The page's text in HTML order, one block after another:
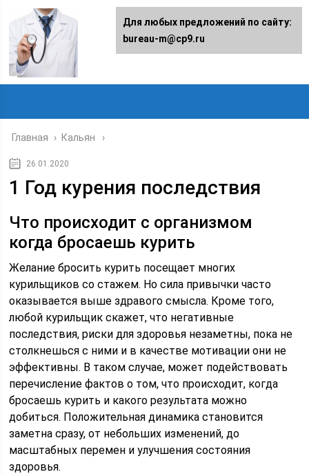
Главная › Кальян
26.01.2020
1 Год курения последствия
Что происходит с организмом
когда бросаешь курить
Желание бросить курить посещает многих
курильщиков со стажем. Но сила привычки часто
оказывается выше здравого смысла. Кроме того,
любой курильщик скажет, что негативные
последствия, риски для здоровья незаметны, пока не
столкнешься с ними и в качестве мотивации они не
эффективны. В таком случае, может подействовать
перечисление фактов о том, что происходит, когда
бросаешь курить и какого результата можно
добиться. Положительная динамика становится
заметна сразу, от небольших изменений, до
масштабных перемен и улучшения состояния
здоровья.
Для любых предложений по сайту:
bureau-m@cp9.ru